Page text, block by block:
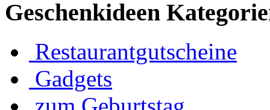
Geschenkideen
Restaurantgutscheine
Gadgets